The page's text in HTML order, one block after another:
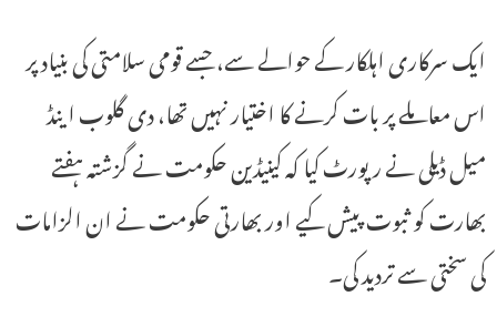
ایک سرکاری اہلکار کے حوالے سے، جسے قومی سلامتی کی بنیاد پر
اس معاملے پر بات کرنے کا اختیار نہیں تھا، دی گلوب اینڈ
میل ڈیلی نے رپورٹ کیا کہ کینیڈین حکومت نے گزشتہ ہفتے
بھارت کو ثبوت پیش کیے اور بھارتی حکومت نے ان الزامات
کی سختی سے تردید کی۔